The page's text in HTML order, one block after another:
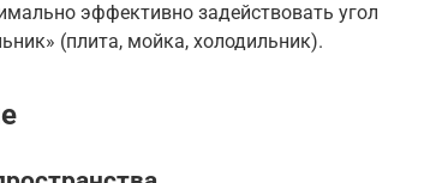
эффективно задействовать угол
(плита, мойка, холодильник).